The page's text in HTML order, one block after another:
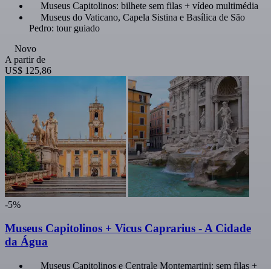
Museus Capitolinos: bilhete sem filas + vídeo multimédia
Museus do Vaticano, Capela Sistina e Basílica de São
Pedro: tour guiado
Novo
A partir de
US$ 125,86
-5%
Museus Capitolinos + Vicus Caprarius - A Cidade
da Água
Museus Capitolinos e Centrale Montemartini: sem filas +